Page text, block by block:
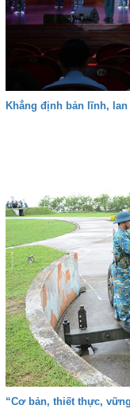
Khẳng định bản lĩnh,
“Cơ bản, thiết thực,